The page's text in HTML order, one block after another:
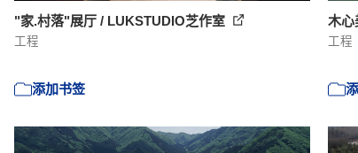
"家.村落"展厅 / LUKSTUDIO芝作室
工程
添加书签
木
工程